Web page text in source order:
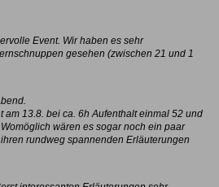
Event. Wir haben es sehr
gesehen (zwischen 21 und 1
13.8. bei ca. 6h Aufenthalt einmal 52 und
wären es sogar noch ein paar
rundweg spannenden Erläuterungen